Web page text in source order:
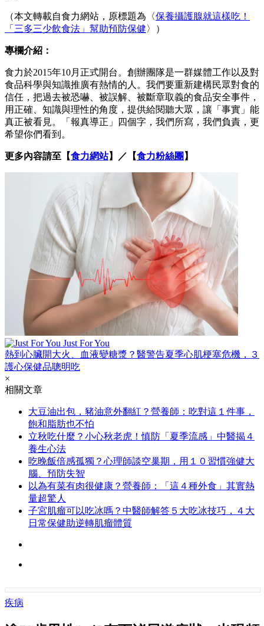
（本文轉載自食力網站，原標題為〈保養攝護腺就這樣吃！
「三多三少飲食法」幫助預防保健〉）
專欄介紹：
食力於2015年10月正式開台。創辦團隊是一群媒體工作以及對
食品科學與知識推廣有熱情的人。我們要重新建構民眾對食的
信任，把過去被恐嚇、被誤解、被斷章取義的食品安全事件，
用正確、知識與理性的角度，提供給閱聽大眾，讓「事實」能
真正被看見。「報真導正」四個字，我們所寫，我們負責，更
希望你們看到。
更多內容請至【食力網站】／【食力粉絲團 】
Just For You
熱到心臟開大火、血液變糖漿？醫警告夏季心肌梗塞危機，３
護心保健品聰明吃
×
相關文章
大豆油出包，豬油意外翻紅？營養師：吃對這１件事，
飽和脂肪也不怕
立秋吃什麼？小心秋老虎！慎防「夏季流感」中醫揭４
養生心法
吃晚飯倍感孤獨？心理師談空巢期，用１０習慣強健大
腦、預防失智
以為有菜有肉很健康？營養師：「這４種外食」其實熱
量超驚人
子宮肌瘤可以吃冰嗎？中醫師解答５大吃冰技巧，４大
日常保健助逆轉肌瘤體質
疾病